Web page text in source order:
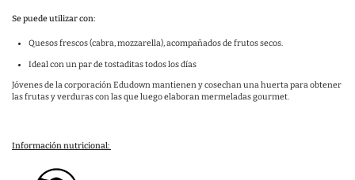
Se puede utilizar con:
Quesos frescos (cabra, mozzarella), acompañados de frutos secos.
Ideal con un par de tostaditas todos los días
Jóvenes de la corporación Edudown mantienen y cosechan una huerta para obtener
las frutas y verduras con las que luego elaboran mermeladas gourmet.
Información nutricional: